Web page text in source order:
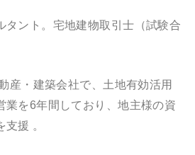
タント。宅地建物取引士（試験合
産・建築会社で、土地有効活用
業を6年間しており、地主様の資
支援 。